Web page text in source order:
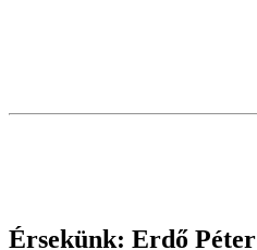
Érsekünk: Erdő Péter